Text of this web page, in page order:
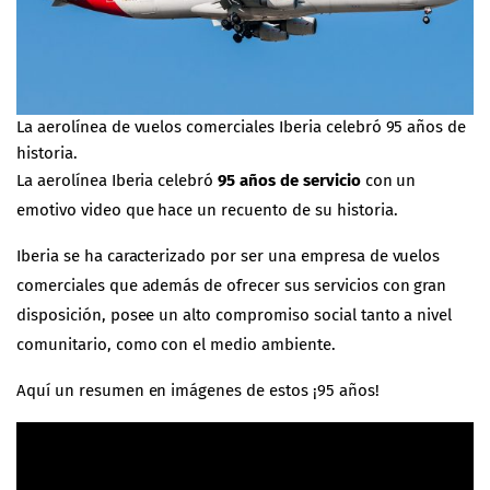
La aerolínea de vuelos comerciales Iberia celebró 95 años de
historia.
La aerolínea Iberia celebró95 años de serviciocon un
emotivo video que hace un recuento de su historia.
Iberia se ha caracterizado por ser una empresa de vuelos
comerciales que además de ofrecer sus servicios con gran
disposición, posee un alto compromiso socialtanto a nivel
comunitario, como con el medio ambiente.
Aquí un resumen en imágenes de estos ¡95 años!